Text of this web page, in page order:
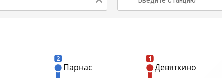
2 1
Парнас Девяткино